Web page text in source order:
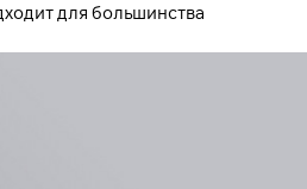
для большинства